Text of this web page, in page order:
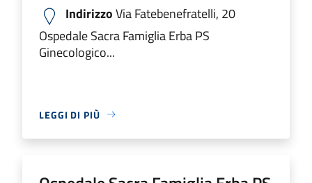
IndirizzoVia Fatebenefratelli, 20
Ospedale Sacra Famiglia Erba PS
Ginecologico...
LEGGI DI PIÙ